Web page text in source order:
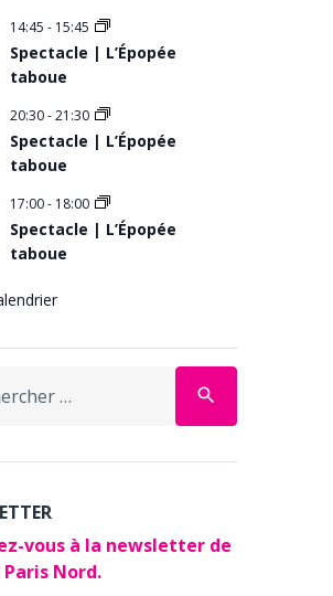
14:45 - 15:45
Spectacle | L’Épopée
taboue
20:30-21:30
Spectacle | L’Épopée
taboue
17:00- 18:00
Spectacle | L’Épopée
taboue
search
vous à la newsletter de
Paris Nord.